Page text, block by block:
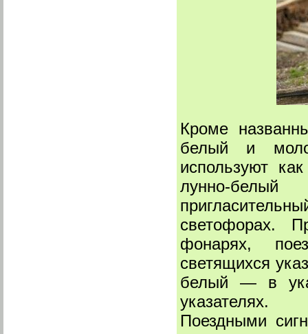
Кроме
белый и
используют
лунно-
светофорах.
фонарях,
светящихся
белый — в
указателях.
Поездными